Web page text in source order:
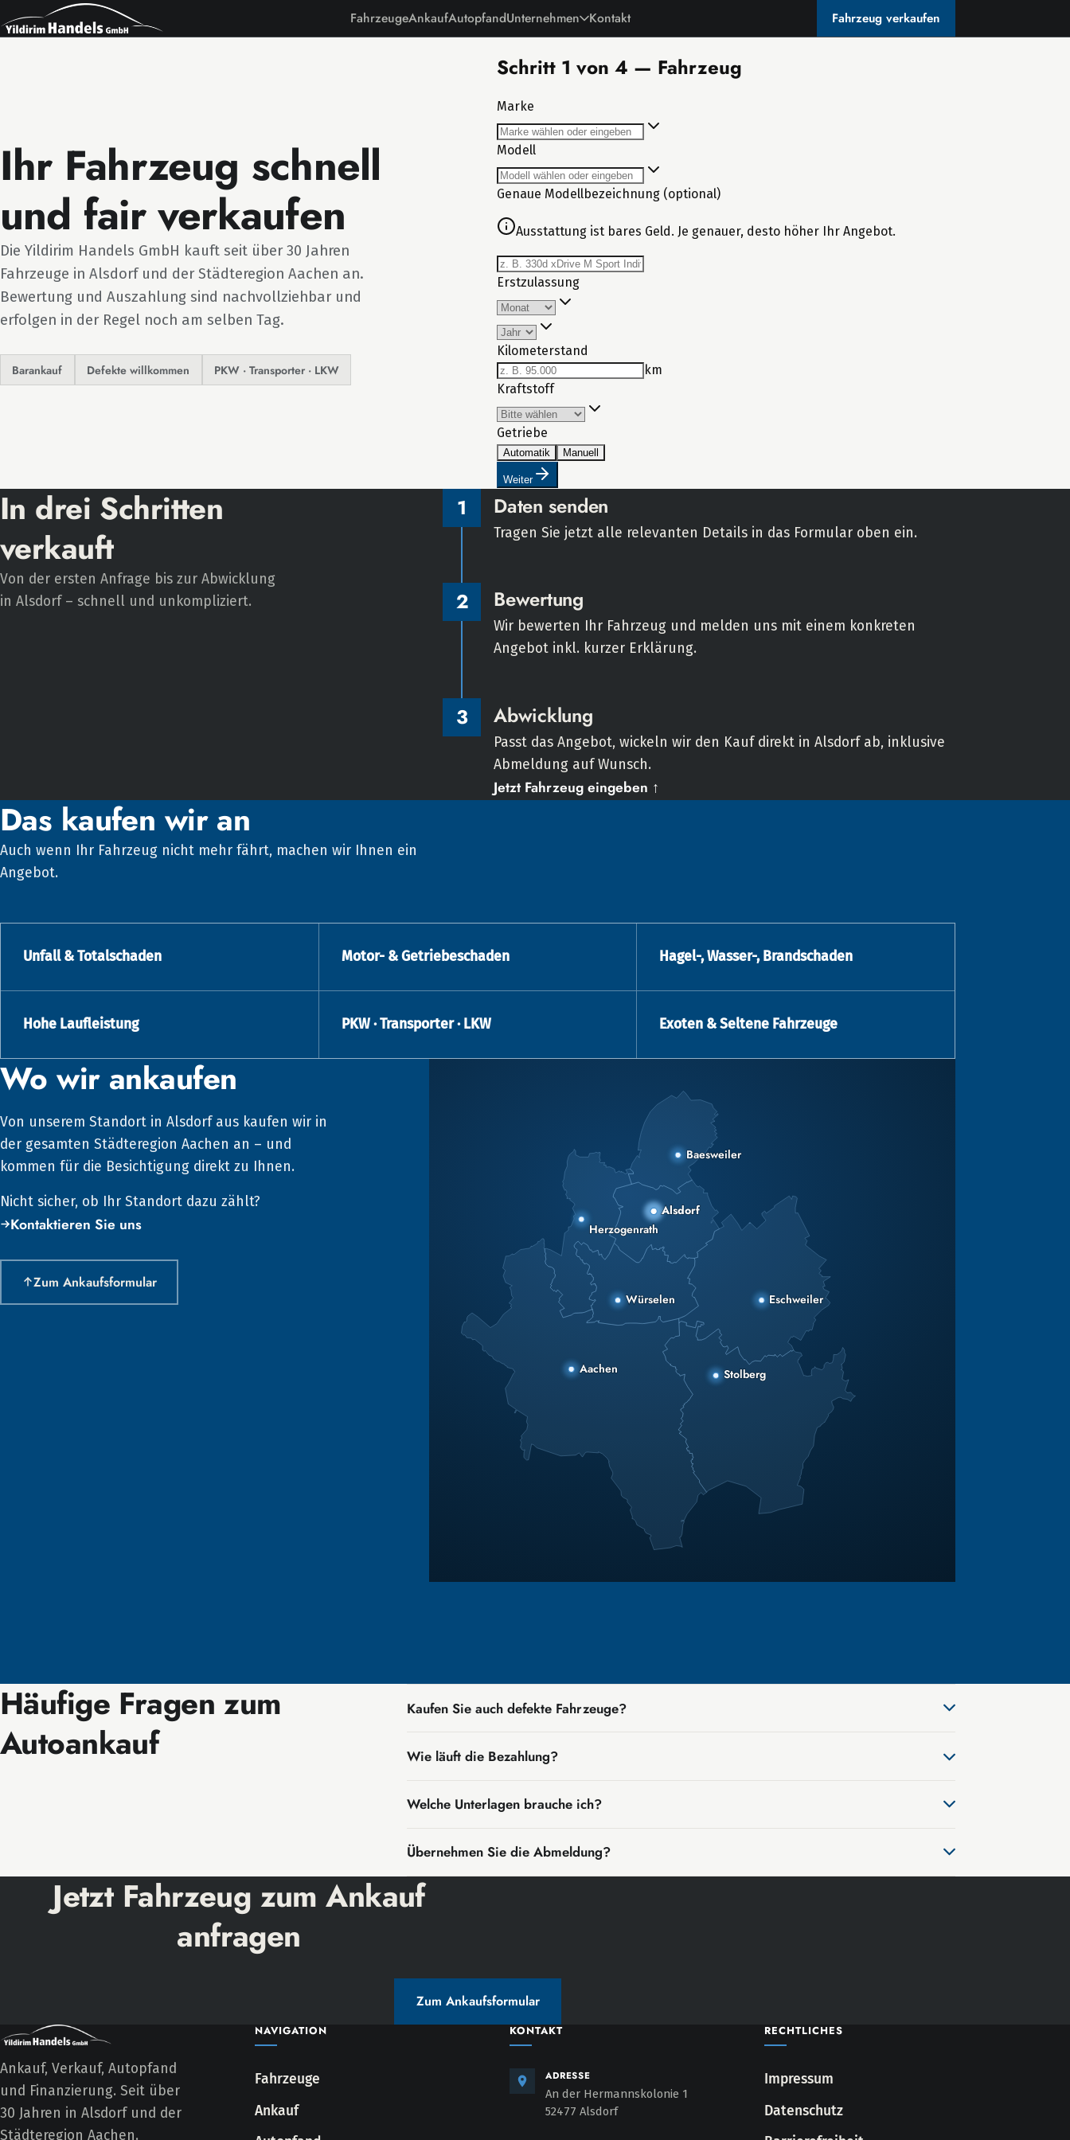
FahrzeugeAnkaufAutopfandUnternehmen Kontakt Fahrzeug verkaufen
Ihr Fahrzeug schnell
und fair verkaufen
Die Yildirim Handels GmbH kauft seit über 30 Jahren
Fahrzeuge in Alsdorf und der Städteregion Aachen an.
Bewertung und Auszahlung sind nachvollziehbar und
erfolgen in der Regel noch am selben Tag.
Barankauf Defekte willkommen PKW · Transporter · LKW
In drei Schritten
verkauft
Von der ersten Anfrage bis zur Abwicklung
in Alsdorf – schnell und unkompliziert.
1 Daten senden
Tragen Sie jetzt alle relevanten Details in das Formular oben ein.
2 Bewertung
Wir bewerten Ihr Fahrzeug und melden uns mit einem konkreten
Angebot inkl. kurzer Erklärung.
3 Abwicklung
Passt das Angebot, wickeln wir den Kauf direkt in Alsdorf ab, inklusive
Abmeldung auf Wunsch.
Jetzt Fahrzeug eingeben ↑
Das kaufen wir an
Auch wenn Ihr Fahrzeug nicht mehr fährt, machen wir Ihnen ein
Angebot.
Unfall & Totalschaden Motor- & Getriebeschaden Hagel-, Wasser-, Brandschaden
Hohe Laufleistung PKW · Transporter · LKW Exoten & Seltene Fahrzeuge
Wo wir ankaufen
Von unserem Standort in Alsdorf aus kaufen wir in
der gesamten Städteregion Aachen an – und
kommen für die Besichtigung direkt zu Ihnen.
Nicht sicher, ob Ihr Standort dazu zählt?
Kontaktieren Sie uns
Zum Ankaufsformular
Aachen
Alsdorf
Herzogenrath
Eschweiler
Würselen
Baesweiler
Stolberg
Häufige Fragen zum
Autoankauf
Kaufen Sie auch defekte Fahrzeuge?
kein Ausschlusskriterium.
Wie läuft die Bezahlung?
noch am selben Tag.
Welche Unterlagen brauche ich?
Übernehmen Sie die Abmeldung?
Auf Wunsch melden wir das Fahrzeug für Sie ab.
Jetzt Fahrzeug zum Ankauf
anfragen
Zum Ankaufsformular
Ankauf, Verkauf, Autopfand
und Finanzierung. Seit über
30 Jahren in Alsdorf und der
Städteregion Aachen.
NAVIGATION
Fahrzeuge
Ankauf
KONTAKT
ADRESSE
An der Hermannskolonie 1
52477 Alsdorf
RECHTLICHES
Impressum
Datenschutz